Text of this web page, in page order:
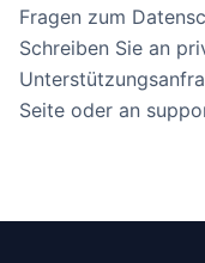
Fragen zum
Schreiben Sie an
Seite oder an